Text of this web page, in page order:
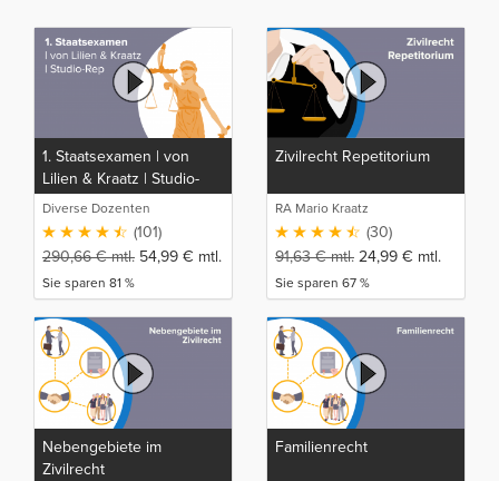
1. Staatsexamen | von
Lilien & Kraatz | Studio-
Rep
Diverse Dozenten
(101)
290,66€mtl. 54,99 € mtl.
Sie sparen 81 %
Zivilrecht Repetitorium
RA Mario Kraatz
(30)
91,63€mtl. 24,99 € mtl.
Sie sparen 67 %
Nebengebiete im
Zivilrecht
Familienrecht